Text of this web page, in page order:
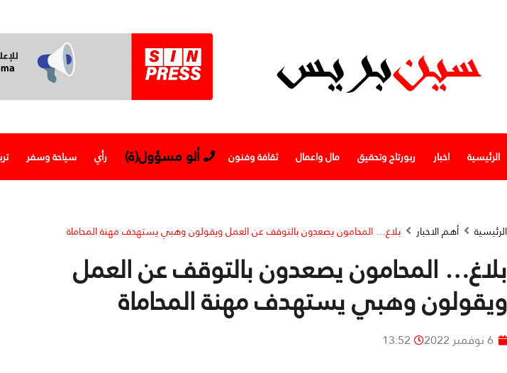
الرئيسية اخبار ربورتاج وتحقيق مال واعمال ثقافة وفنون ألو مسؤول(ة) رأي سياحة وسفر
الرئيسية أهم الاخبار بلاغ… المحامون يصعدون بالتوقف عن العمل ويقولون وهبي يستهدف مهنة المحاماة
بلاغ… المحامون يصعدون بالتوقف عن العمل
ويقولون وهبي يستهدف مهنة المحاماة
6 نوفمبر 2022 13:52